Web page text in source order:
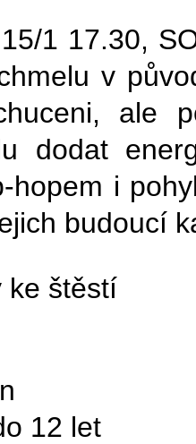
1 17.30,
v
ale
dodat
hopem i
budoucí
ke štěstí
12 let